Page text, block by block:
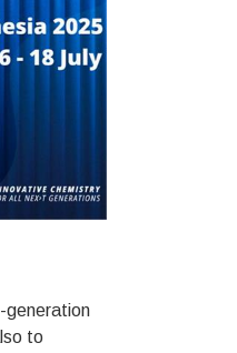
generation
to